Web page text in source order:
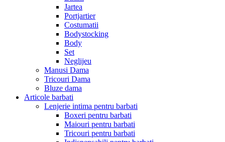
Jartea
Portjartier
Costumatii
Bodystocking
Body
Set
Neglijeu
Manusi Dama
Tricouri Dama
Bluze dama
Articole barbati
Lenjerie intima pentru barbati
Boxeri pentru barbati
Maiouri pentru barbati
Tricouri pentru barbati